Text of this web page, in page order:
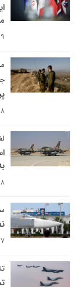
۱۹
۱۸
۱۸
۱۷